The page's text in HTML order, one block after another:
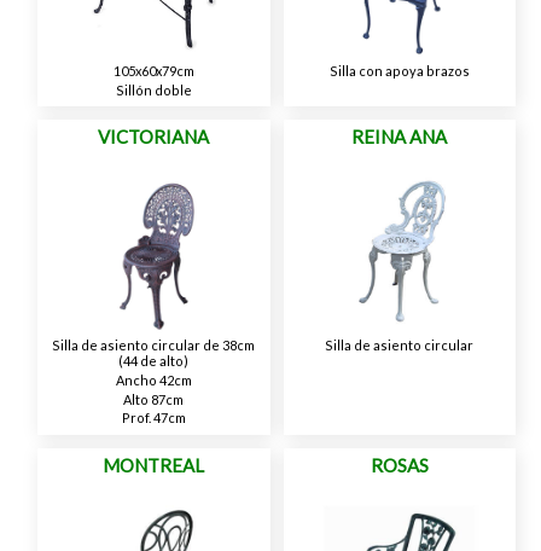
105x60x79cm
Sillón doble
Silla con apoya brazos
VICTORIANA
Silla de asiento circular de 38cm
(44 de alto)
Ancho 42cm
Alto 87cm
Prof. 47cm
REINA ANA
Silla de asiento circular
MONTREAL ROSAS